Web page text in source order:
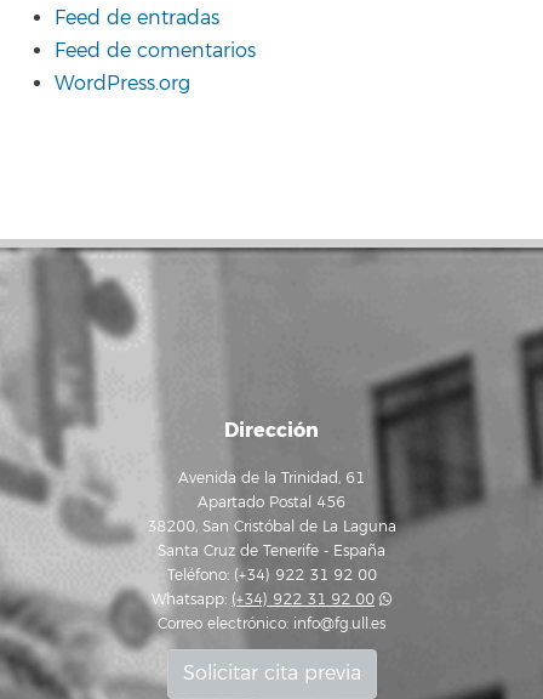
Feed de entradas
Feed de comentarios
WordPress.org
Dirección
Avenida de la Trinidad, 61
Apartado Postal 456
38200, San Cristóbal de La Laguna
Santa Cruz de Tenerife - España
Teléfono: (+34) 922 31 92 00
Whatsapp: (+34) 922 31 92 00
Correo electrónico: info@fg.ull.es
Solicitar cita previa